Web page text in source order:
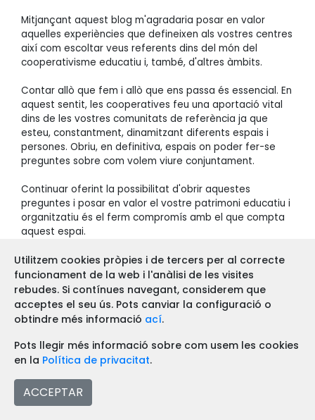
Mitjançant aquest blog m'agradaria posar en valor
aquelles experiències que defineixen als vostres centres
així com escoltar veus referents dins del món del
cooperativisme educatiu i, també, d'altres àmbits.
Contar allò que fem i allò que ens passa és essencial. En
aquest sentit, les cooperatives feu una aportació vital
dins de les vostres comunitats de referència ja que
esteu, constantment, dinamitzant diferents espais i
persones. Obriu, en definitiva, espais on poder fer-se
preguntes sobre com volem viure conjuntament.
Continuar oferint la possibilitat d'obrir aquestes
preguntes i posar en valor el vostre patrimoni educatiu i
organitzatiu és el ferm compromís amb el que compta
aquest espai.
Twitter: @fridamnrules
Instagram: @fridamnr
COMENTARIS
Encara no hi ha cap comentari, escriu tu
el primer
Utilitzem cookies pròpies i de tercers per al correcte
funcionament de la web i l'anàlisi de les visites
rebudes. Si contínues navegant, considerem que
acceptes el seu ús. Pots canviar la configuració o
obtindre més informació ací.
Pots llegir més informació sobre com usem les cookies
en la Política de privacitat.
ACCEPTAR